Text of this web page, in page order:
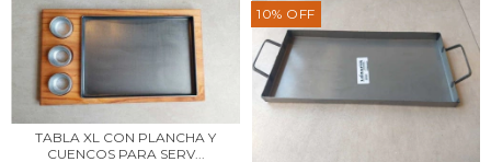
TABLA XL CON PLANCHA Y
CUENCOS PARA SERV...
10% OFF